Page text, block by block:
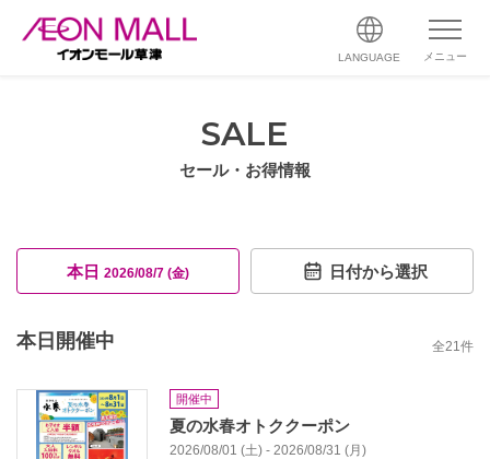
LANGUAGE メニュー
SALE
セール・お得情報
本日 2026/08/7 (金) 日付から選択
本日開催中 全21件
開催中
夏の水春オトククーポン
2026/08/01 (土) - 2026/08/31 (月)